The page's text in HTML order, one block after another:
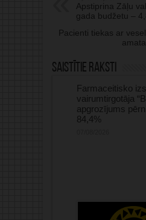
Apstiprina Zāļu
gada budžetu –
Pacienti tiekas ar
Saistītie raksti
Farmaceitisko
vairumtirgotāja
apgrozījums
84,4%